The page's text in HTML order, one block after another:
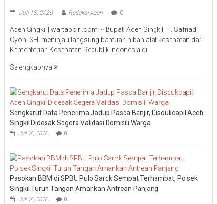
Juli 18, 2026 Redaksi Aceh 0
Aceh Singkil | wartapolri.com ~ Bupati Aceh Singkil, H. Safriadi
Oyon, SH, meninjau langsung bantuan hibah alat kesehatan dari
Kementerian Kesehatan Republik Indonesia di
Selengkapnya
Sengkarut Data Penerima Jadup Pasca Banjir, Disdukcapil Aceh
Singkil Didesak Segera Validasi Domisili Warga
Juli 16, 2026 0
Pasokan BBM di SPBU Pulo Sarok Sempat Terhambat, Polsek
Singkil Turun Tangan Amankan Antrean Panjang
Juli 16, 2026 0